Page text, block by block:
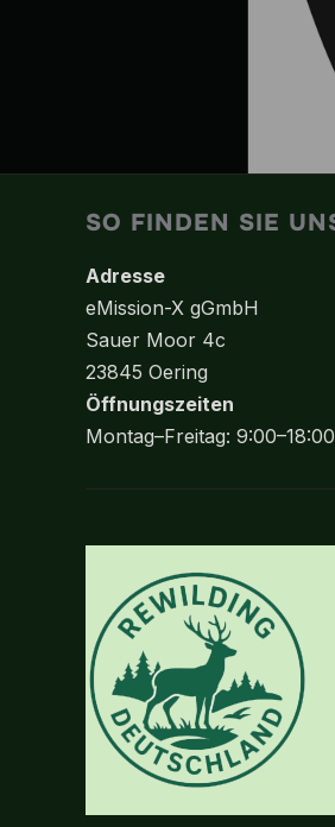
SO FINDEN SIE
Adresse
eMission-X gGmbH
Sauer Moor 4c
23845 Oering
Öffnungszeiten
Montag–Freitag: